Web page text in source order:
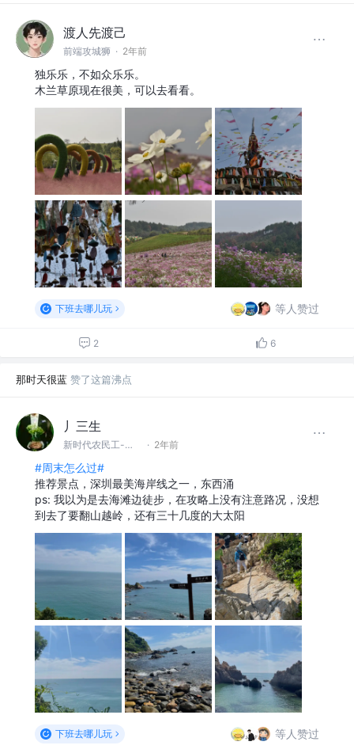
渡人先渡己
前端攻城狮 · 2年前
独乐乐，不如众乐乐。
木兰草原现在很美，可以去看看。
下班去哪儿玩 等人赞过
2 6
那时天很蓝 赞了这篇沸点
丿三生
新时代农民工-切图仔 · 2年前
#周末怎么过#
推荐景点，深圳最美海岸线之一，东西涌
ps: 我以为是去海滩边徒步，在攻略上没有注意路况，没想
到去了要翻山越岭，还有三十几度的大太阳
下班去哪儿玩 等人赞过